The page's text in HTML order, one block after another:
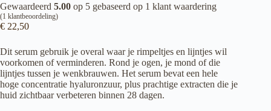
Gewaardeerd 5.00 op 5 gebaseerd op 1 klant waardering
(1 klantbeoordeling)
€ 22,50
Dit serum gebruik je overal waar je rimpeltjes en lijntjes wil
voorkomen of verminderen. Rond je ogen, je mond of die
lijntjes tussen je wenkbrauwen. Het serum bevat een hele
hoge concentratie hyaluronzuur, plus prachtige extracten die je
huid zichtbaar verbeteren binnen 28 dagen.